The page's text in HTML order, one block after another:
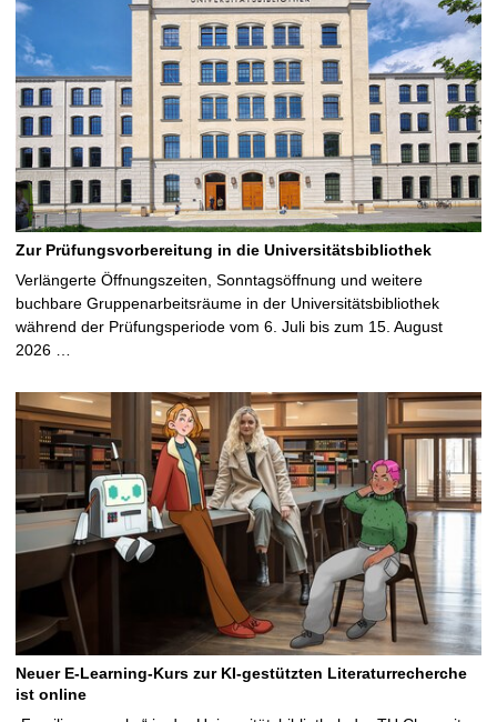
Zur Prüfungsvorbereitung in die Universitätsbibliothek
Verlängerte Öffnungszeiten, Sonntagsöffnung und weitere
buchbare Gruppenarbeitsräume in der Universitätsbibliothek
während der Prüfungsperiode vom 6. Juli bis zum 15. August
2026 …
Neuer E-Learning-Kurs zur KI-gestützten Literaturrecherche
ist online